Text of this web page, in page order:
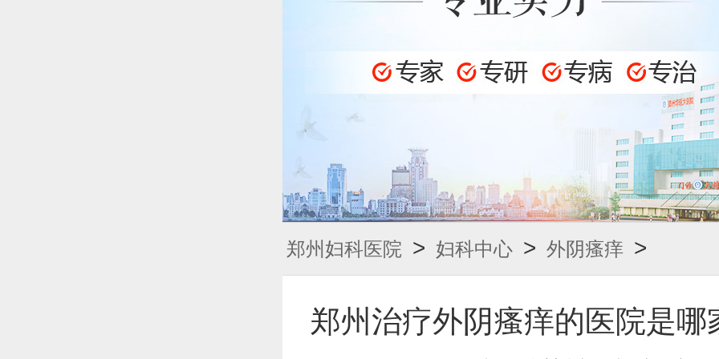
郑州妇科医院 > 妇科中心 > 外阴瘙痒 >
郑州治疗外阴瘙痒的医院是哪